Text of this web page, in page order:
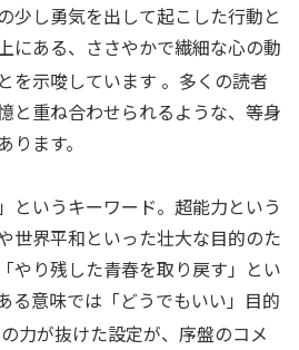
少し勇気を出して起こした行動と
にある、ささやかで繊細な心の動
を示唆しています 。多くの読者
と重ね合わせられるような、等身
ります。
というキーワード。超能力という
世界平和といった壮大な目的のた
やり残した青春を取り戻す」とい
る意味では「どうでもいい」目的
力が抜けた設定が、序盤のコメ